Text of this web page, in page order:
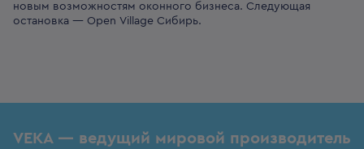
новым возможностям оконного бизнеса. Следующая
остановка — Open Village Сибирь.
VEKA — ведущий мировой производитель